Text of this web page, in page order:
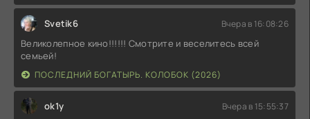
Svetik6 Вчера в 16:08:26
Великолепное кино!!!!!! Смотрите и веселитесь всей
семьей!
ПОСЛЕДНИЙ БОГАТЫРЬ. КОЛОБОК (2026)
ok1y Вчера в 15:55:37